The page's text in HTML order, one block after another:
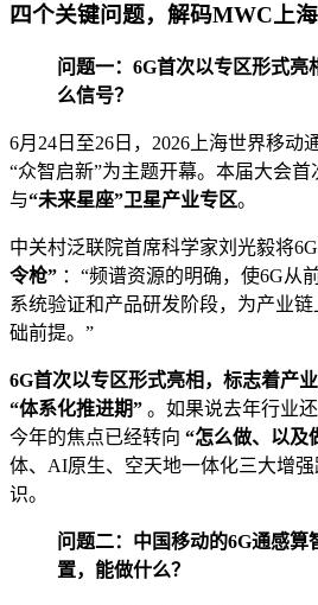
四个关键问题，解码MWC上
问题一：6G首次以专区形式
么信号？
6月24日至26日，2026上海世界移动
“众智启新”为主题开幕。本届大会首
与“未来星座”卫星产业专区。
中关村泛联院首席科学家刘光毅将
令枪” ：“频谱资源的明确，使6G从
系统验证和产品研发阶段，为产业
础前提。”
6G首次以专区形式亮相，标志着产
“体系化推进期” 。如果说去年行业还
今年的焦点已经转向 “怎么做、以及
体、AI原生、空天地一体化三大增
识。
问题二：中国移动的6G通感算
置，能做什么？